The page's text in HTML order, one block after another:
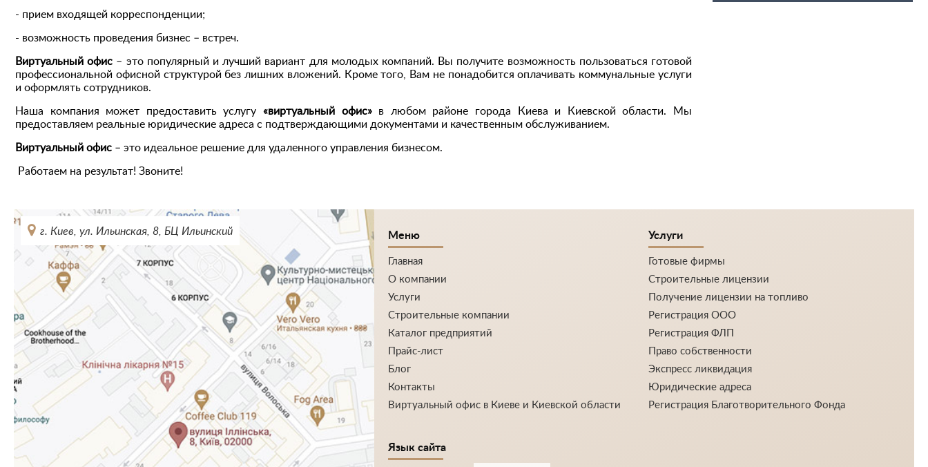
- прием входящей корреспонденции;
- возможность проведения бизнес – встреч.
Виртуальный офис – это популярный и лучший вариант для молодых компаний. Вы получите возможность пользоваться готовой
профессиональной офисной структурой без лишних вложений. Кроме того, Вам не понадобится оплачивать коммунальные услуги
и оформлять сотрудников.
Наша компания может предоставить услугу «виртуальный офис»в любом районе города Киева и Киевской области. Мы
предоставляем реальные юридические адреса с подтверждающими документами и качественным обслуживанием.
Виртуальный офис – это идеальное решение для удаленного управления бизнесом.
Работаем на результат! Звоните!
г. Киев, ул. Ильинская, 8, БЦ Ильинский Меню
Главная
О компании
Услуги
Строительные компании
Каталог предприятий
Прайс-лист
Блог
Контакты
Виртуальный офис в Киеве и Киевской области
Услуги
Готовые фирмы
Строительные лицензии
Получение лицензии на топливо
Регистрация ООО
Регистрация ФЛП
Право собственности
Экспресс ликвидация
Юридические адреса
Регистрация Благотворительного Фонда
Язык сайта